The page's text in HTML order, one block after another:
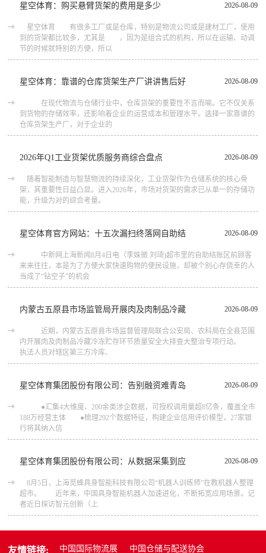
2026-08-09
星空体育：购买悬臂货架的费用是多少
星空体育 有很多工厂或是仓库，特别是物流公司或是建材工厂，使用
到的货架都比较多，尤其是 ，因为是组合式的机构，所以在运输、动调
节的时候就特别的方便，所以
2026-08-09
星空体育：靠谱的仓库货架生产厂讲讲售后好
在现代物流与仓储行业中，仓库货架的重要性不言而喻。它不仅关系
到货物的存储效率，还影响着企业的运营成本和管理水平。选择一家靠谱的
仓库货架生产厂，对于企业的
2026-08-09
2026年Q1工业货架优质服务商综合盘点
随着智能制造与智慧物流的持续深化，工业货架作为仓储系统的核心骨
架，其重要性日益凸显。进入2026年，市场对货架的需求已从单一的存储功
能，升级为对的综合考量。
2026-08-09
星空体育官方网站：十五次漏扫终落网自助结
中新网上海新闻8月4日电（李姝徵 刘琦)超市里的自助结账区前顾客
来来往往，本是为了方便大家快速购物的便民设施，却被个别心存侥幸的人
当成了“钻空子”的机会
2026-08-09
内蒙古五原县市场监管局开展肉及肉制品冷藏
近期，内蒙古五原县市场监督管理局联合公安局、农科局在全县范围
内开展肉及肉制品冷藏冷冻贮存环节质量安全大排查大整治专项行动。
执法人员对辖区第三方冷库、
2026-08-09
星空体育集团股份有限公司：告别融资难青岛
●汇集4大维度、200余类涉企数据，可授权调用量超8亿条，覆盖全市
188万经营主体 ●梳理292个数据特征，构建企业信用评价模型，27家银
行将其纳入信
2026-08-09
星空体育集团股份有限公司：从数据采集到应
8月5日，上海觅蜂具身智能科技有限公司“机器人训练师”在教机器人整理
超市。 近年来，中国具身智能机器人加速进化，不断拓宽应用场景。记
者近日探访智元创新（上
友情链接: 中国国际物流展 中国仓储与配送协会